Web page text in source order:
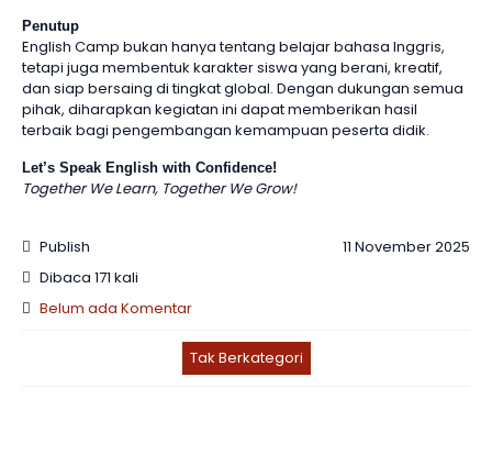
Penutup
English Camp bukan hanya tentang belajar bahasa Inggris,
tetapi juga membentuk karakter siswa yang berani, kreatif,
dan siap bersaing di tingkat global. Dengan dukungan semua
pihak, diharapkan kegiatan ini dapat memberikan hasil
terbaik bagi pengembangan kemampuan peserta didik.
Let’s Speak English with Confidence!
Together We Learn, Together We Grow!
Publish
11 November 2025
Dibaca 171 kali
Belum ada Komentar
Tak Berkategori